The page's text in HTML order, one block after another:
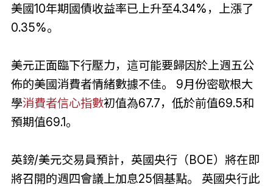
美國10年期國債收益率已上升至4.34%，上漲了
0.35%。
美元正面臨下行壓力，這可能要歸因於上週五公
佈的美國消費者情緒數據不佳。 9月份密歇根大
學消費者信心指數初值為67.7，低於前值69.5和
預期值69.1。
英鎊/美元交易員預計，英國央行（BOE）將在即
將召開的週四會議上加息25個基點。 英國央行此